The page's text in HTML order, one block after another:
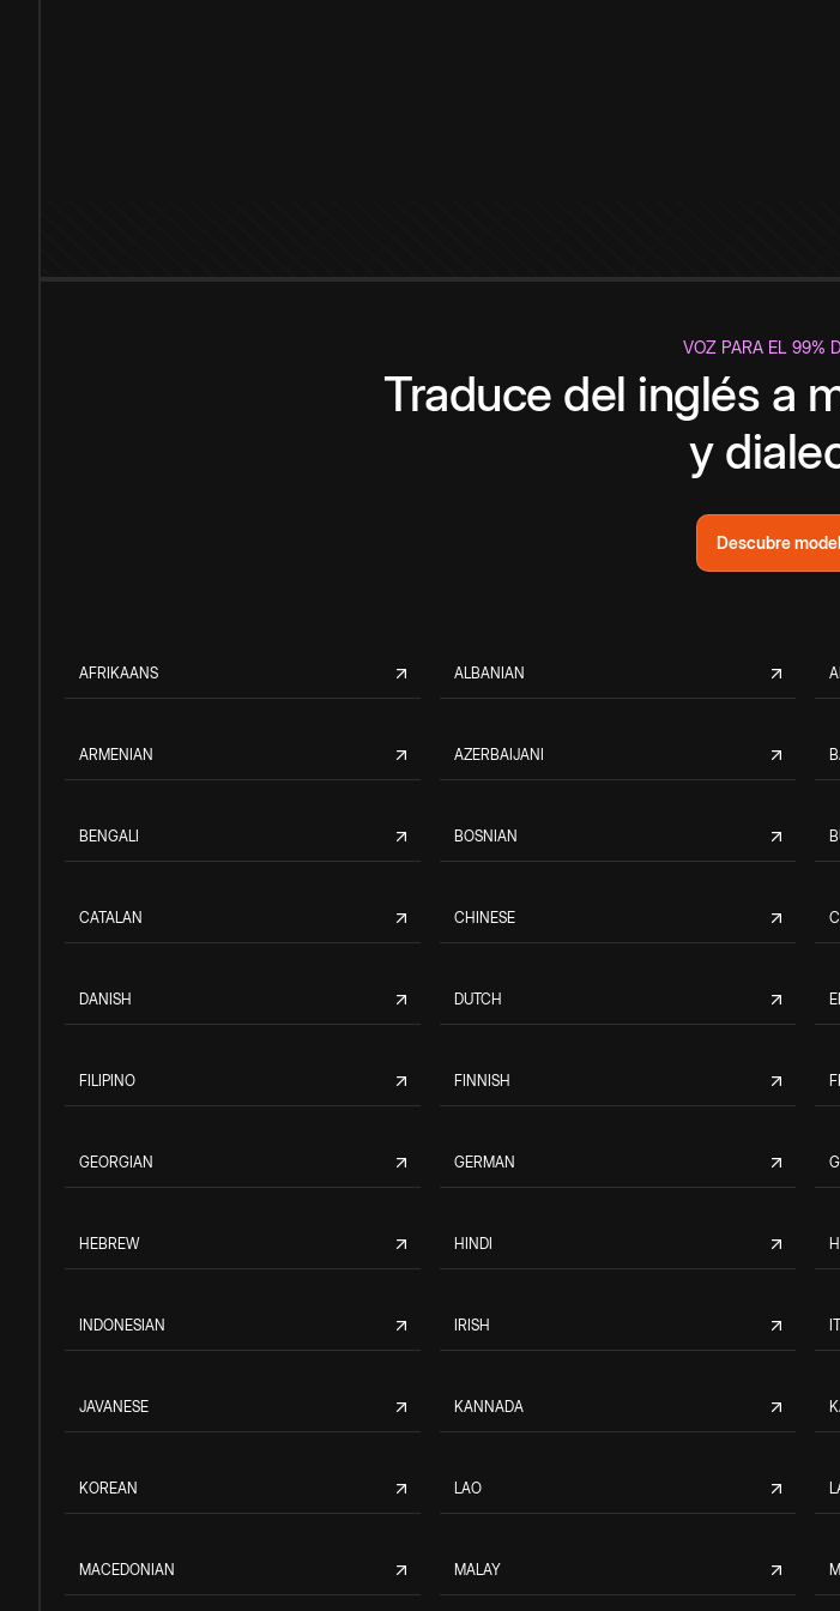
VOZ PARA EL 99%
Traduce del inglés a
y
Descubre
AFRIKAANS ALBANIAN
ARMENIAN AZERBAIJANI
BENGALI BOSNIAN
CATALAN CHINESE
DANISH DUTCH
FILIPINO FINNISH
GEORGIAN GERMAN
HEBREW HINDI
INDONESIAN IRISH
JAVANESE KANNADA
KOREAN LAO
MACEDONIAN MALAY